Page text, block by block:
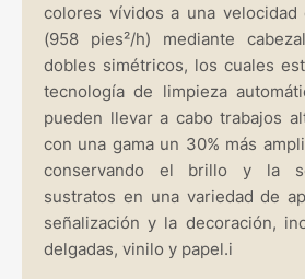
colores vívidos a una velocidad
(958 pies²/h) mediante
dobles simétricos, los cuales
tecnología de limpieza
pueden llevar a cabo trabajos
con una gama un 30% más
conservando el brillo y la
sustratos en una variedad de
señalización y la decoración,
delgadas, vinilo y papel.i